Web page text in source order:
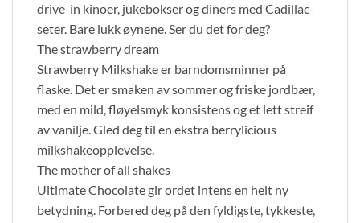
drive-in kinoer, jukebokser og diners med Cadillac-
seter. Bare lukk øynene. Ser du det for deg?
The strawberry dream
Strawberry Milkshake er barndomsminner på
flaske. Det er smaken av sommer og friske jordbær,
med en mild, fløyelsmyk konsistens og et lett streif
av vanilje. Gled deg til en ekstra berrylicious
milkshakeopplevelse.
The mother of all shakes
Ultimate Chocolate gir ordet intens en helt ny
betydning. Forbered deg på den fyldigste, tykkeste,